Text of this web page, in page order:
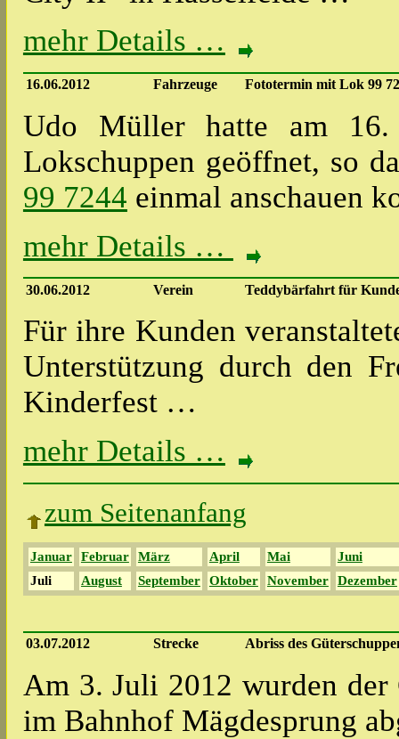
mehr Details …
16.06.2012 Fahrzeuge Fototermin mit Lok 99
Udo Müller hatte am 16.
Lokschuppen geöffnet, so
99 7244 einmal anschauen
mehr Details …
30.06.2012 Verein Teddybärfahrt für
Für ihre Kunden
Unterstützung durch den
Kinderfest …
mehr Details …
zum Seitenanfang
Januar Februar März April Mai
Juni
Juli
August September Oktober November Dezember
03.07.2012 Strecke Abriss des
Am 3. Juli 2012 wurden der
im Bahnhof Mägdesprung